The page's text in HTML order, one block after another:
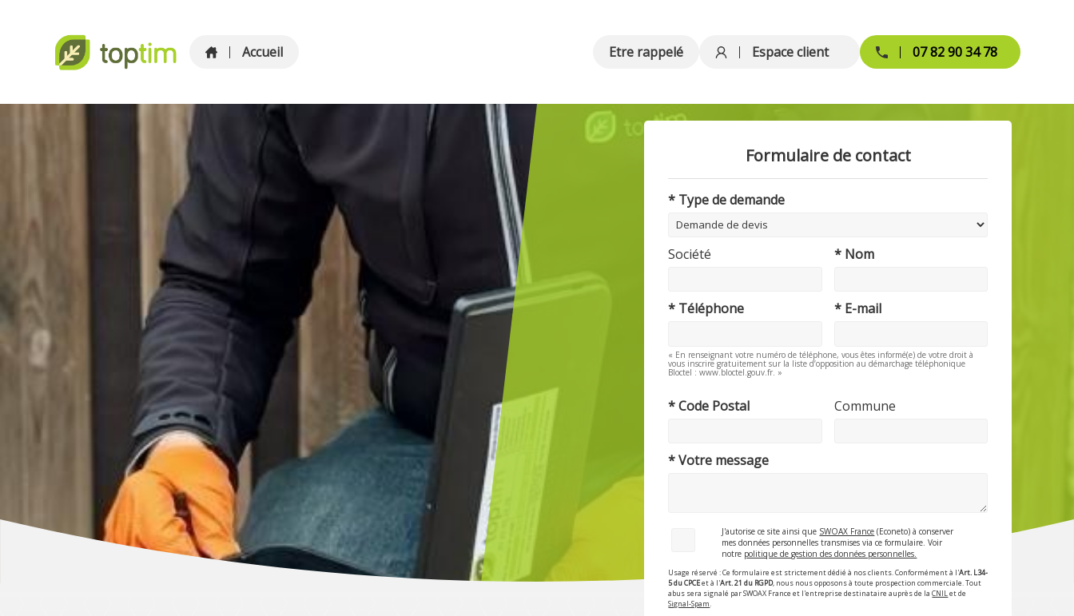
Accueil Etre rappelé Espace client 07 82 90 34 78
Formulaire de contact
* Type de demande
Société * Nom
* Téléphone * E-mail
« En renseignant votre numéro de téléphone, vous êtes informé(e) de votre droit à
vous inscrire gratuitement sur la liste d’opposition au démarchage téléphonique
Bloctel : www.bloctel.gouv.fr. »
* Code Postal Commune
* Votre message
J'autorise ce site ainsi que SWOAX France (Econeto) à conserver
mes données personnelles transmises via ce formulaire. Voir
notre politique de gestion des données personnelles.
Usage réservé : Ce formulaire est strictement dédié à nos clients. Conformément à l'Art. L34-
5 du CPCEet à l'Art. 21 du RGPD, nous nous opposons à toute prospection commerciale. Tout
abus sera signalé par SWOAX France et l'entreprise destinataire auprès de laCNILet de
Signal-Spam.